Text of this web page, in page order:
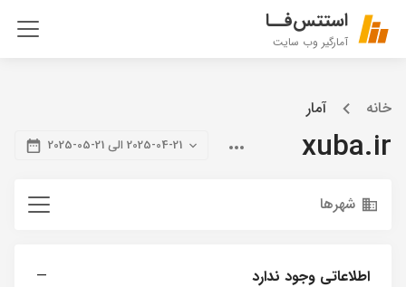
استتس‌فــا
آمارگیر وب سایت
خانه آمار
xuba.ir 2025-04-21 الی 21-05-2025
شهرها
اطلاعاتی وجود ندارد
—